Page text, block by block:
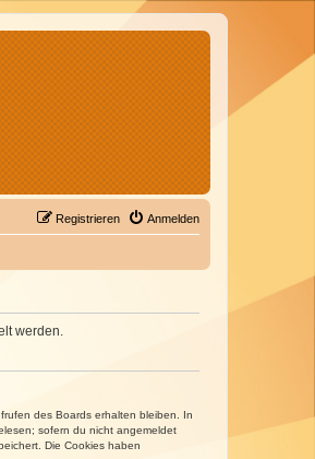
Anmelden
Registrieren
werden.
des Boards erhalten bleiben. In
sofern du nicht angemeldet
Die Cookies haben